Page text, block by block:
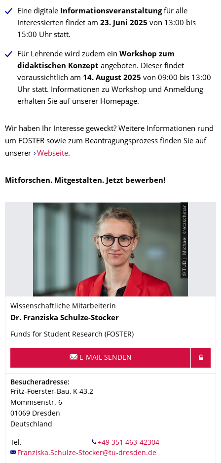
Eine digitale Informationsveranstaltung für alle
Interessierten findet am 23. Juni 2025 von 13:00 bis
15:00 Uhr statt.
Für Lehrende wird zudem ein Workshop zum
didaktischen Konzept angeboten. Dieser findet
voraussichtlich am 14. August 2025 von 09:00 bis 13:00
Uhr statt. Informationen zu Workshop und Anmeldung
erhalten Sie auf unserer Homepage.
Wir haben Ihr Interesse geweckt? Weitere Informationen rund
um FOSTER sowie zum Beantragungsprozess finden Sie auf
unserer
Webseite.
Mitforschen. Mitgestalten. Jetzt bewerben!
© TUD | Michael Kretzschmar
Wissenschaftliche Mitarbeiterin
Name
Dr. Franziska Schulze-Stocker
Funds for Student Research (FOSTER)
E-MAIL SENDEN
Adresse
Besucheradresse:
Fritz-Foerster-Bau, K 43.2
Mommsenstr. 6
01069 Dresden
Deutschland
Tel.